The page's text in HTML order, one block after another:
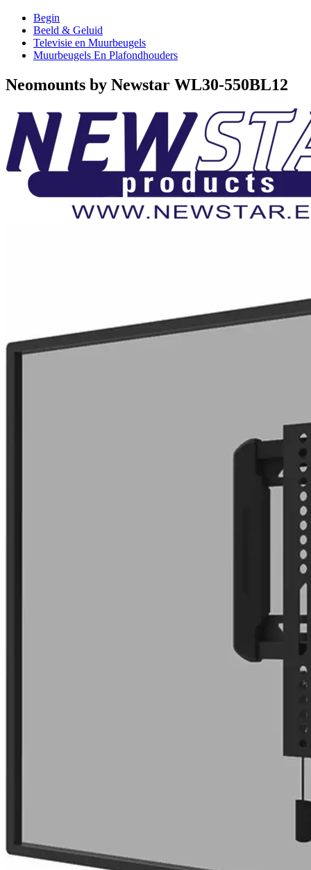
Begin
Beeld & Geluid
Televisie en Muurbeugels
Muurbeugels En Plafondhouders
Neomounts by Newstar WL30-550BL12